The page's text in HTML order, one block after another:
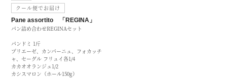
クール便でお届け
パン詰め合わせREGINAセット
パンドミ 1斤
プリエーゼ、カンパーニュ、フォカッチ
ャ、セーグル フリュイ各1/4
カカオオランジュ1/2
カシスマロン（ホール150g）
Pane assortito 「REGINA」